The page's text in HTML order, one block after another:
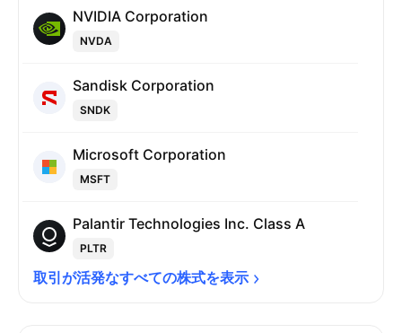
NVIDIA Corporation
NVDA
Sandisk Corporation
SNDK
Microsoft Corporation
MSFT
Palantir Technologies Inc. Class A
PLTR
取引が活発なすべての株式を表示